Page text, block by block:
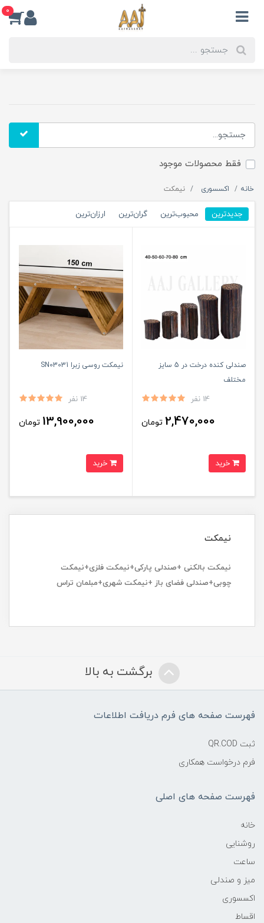
0
فقط محصولات موجود
خانه اکسسوری نیمکت
جدیدترین محبوب‌ترین گران‌ترین ارزان‌ترین
صندلی کنده درخت در 5 سایز
مختلف
14 نفر
2,470,000 تومان
نیمکت روسی زبرا SN03031
14 نفر
13,900,000 تومان
نیمکت
نیمکت بالکنی +صندلی پارکی+نیمکت فلزی+نیمکت
چوبی+صندلی فضای باز +نیمکت شهری+مبلمان تراس
برگشت به بالا
فهرست صفحه های فرم دریافت اطلاعات
ثبت QR.COD
فرم درخواست همکاری
فهرست صفحه های اصلی
خانه
روشنایی
ساعت
میز و صندلی
اکسسوری
اقساط